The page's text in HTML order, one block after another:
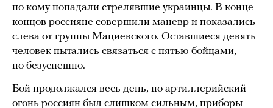
по кому попадали стрелявшие украинцы. В конце
концов россияне совершили маневр и показались
слева от группы Мациевского. Оставшиеся девять
человек пытались связаться с пятью бойцами,
но безуспешно.
Бой продолжался весь день, но артиллерийский
огонь россиян был слишком сильным, приборы